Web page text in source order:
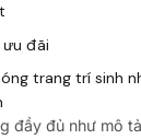
đãi
trang trí sinh
đầy đủ như mô